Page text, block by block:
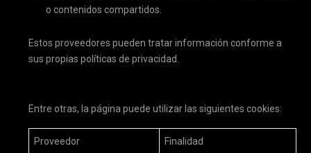
o contenidos compartidos.
Estos proveedores pueden tratar información conforme a
sus propias políticas de privacidad.
Entre otras, la página puede utilizar las siguientes cookies:
Proveedor Finalidad